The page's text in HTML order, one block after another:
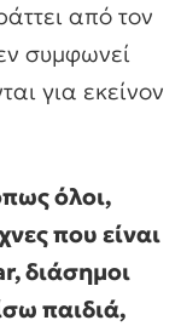
από τον
συμφωνεί
για εκείνον
όλοι,
που είναι
διάσημοι
παιδιά,